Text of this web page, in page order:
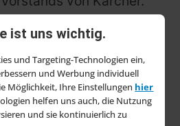
ist uns wichtig.
und Targeting-Technologien ein,
und Werbung individuell
Möglichkeit, Ihre Einstellungen hier
helfen uns auch, die Nutzung
und sie kontinuierlich zu
Fund ist für uns ein
erfolgreich und auf
nachhaltigen
lokalen
die Natur machen.
Wasser ist auch